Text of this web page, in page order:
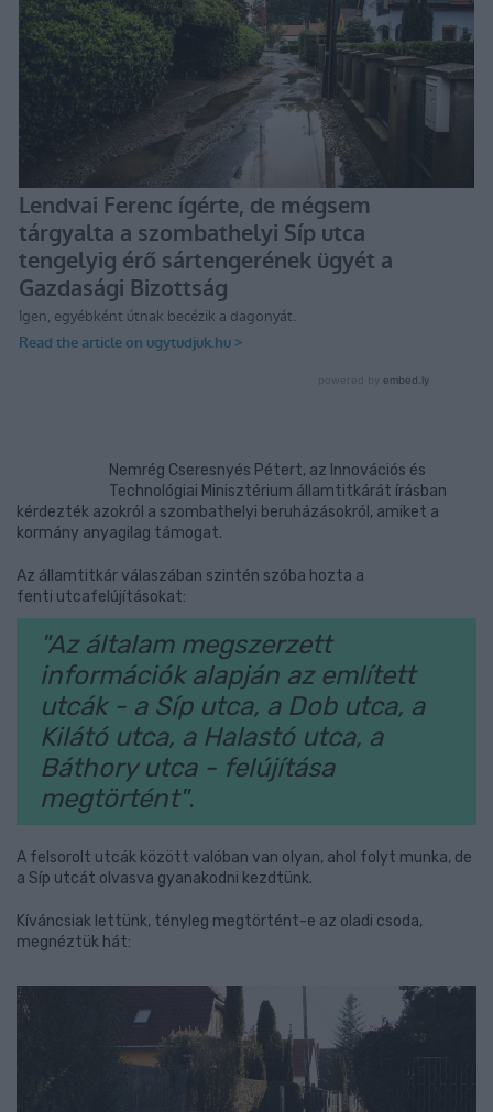
Nemrég Cseresnyés Pétert, az Innovációs és
Technológiai Minisztérium államtitkárát írásban
kérdezték azokról a szombathelyi beruházásokról, amiket a
kormány anyagilag támogat.
Az államtitkár válaszában szintén szóba hozta a
fenti utcafelújításokat:
"Az általam megszerzett
információk alapján az említett
utcák - a Síp utca, a Dob utca, a
Kilátó utca, a Halastó utca, a
Báthory utca - felújítása
megtörtént".
A felsorolt utcák között valóban van olyan, ahol folyt munka, de
a Síp utcát olvasva gyanakodni kezdtünk.
Kíváncsiak lettünk, tényleg megtörtént-e az oladi csoda,
megnéztük hát: